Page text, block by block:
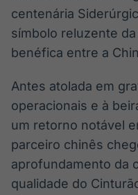
centenária
símbolo reluzente
benéfica entre a
Antes atolada em
operacionais e à
um retorno notável
parceiro chinês
aprofundamento da
qualidade do